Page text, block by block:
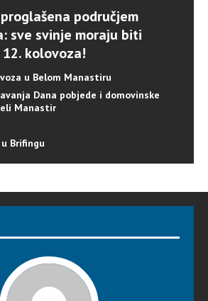
područjem
sve svinje moraju biti
kolovoza!
u Belom Manastiru
Dana pobjede i domovinske
Manastir
Brifingu